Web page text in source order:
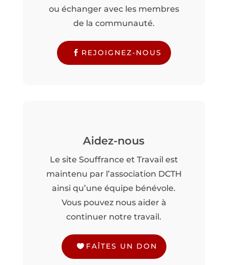
ou échanger avec les membres
de la communauté.
REJOIGNEZ-NOUS
Aidez-nous
Le site Souffrance et Travail est
maintenu par l’association DCTH
ainsi qu’une équipe bénévole.
Vous pouvez nous aider à
continuer notre travail.
FAÎTES UN DON